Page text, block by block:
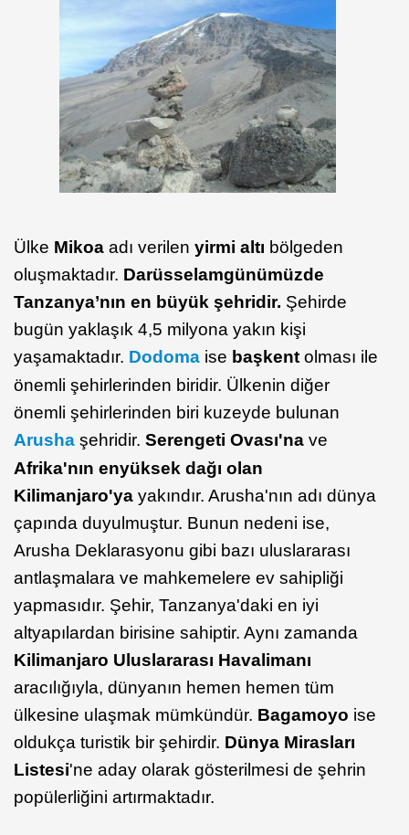
Ülke Mikoa adı verilen yirmi altı bölgeden
oluşmaktadır. Darüsselamgünümüzde
Tanzanya’nın en büyük şehridir. Şehirde
bugün yaklaşık 4,5 milyona yakın kişi
yaşamaktadır. Dodoma ise başkent olması ile
önemli şehirlerinden biridir. Ülkenin diğer
önemli şehirlerinden biri kuzeyde bulunan
Arusha şehridir. Serengeti Ovası'na ve
Afrika'nın enyüksek dağı olan
Kilimanjaro'ya yakındır. Arusha'nın adı dünya
çapında duyulmuştur. Bunun nedeni ise,
Arusha Deklarasyonu gibi bazı uluslararası
antlaşmalara ve mahkemelere ev sahipliği
yapmasıdır. Şehir, Tanzanya'daki en iyi
altyapılardan birisine sahiptir. Aynı zamanda
Kilimanjaro Uluslararası Havalimanı
aracılığıyla, dünyanın hemen hemen tüm
ülkesine ulaşmak mümkündür. Bagamoyo ise
oldukça turistik bir şehirdir. Dünya Mirasları
Listesi'ne aday olarak gösterilmesi de şehrin
popülerliğini artırmaktadır.